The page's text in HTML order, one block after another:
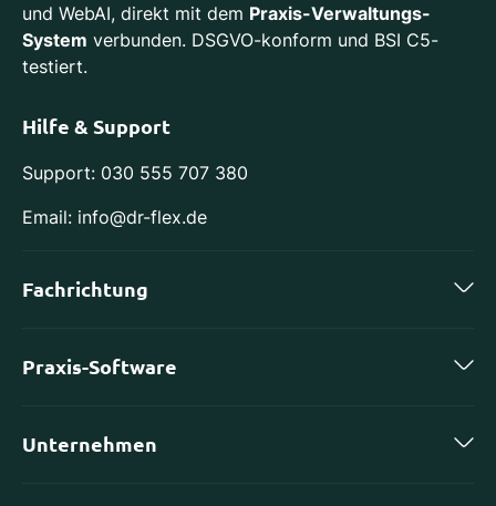
und WebAI, direkt mit dem Praxis-Verwaltungs-
System verbunden. DSGVO-konform und BSI C5-
testiert.
Hilfe & Support
Support: 030 555 707 380
Email: info@dr-flex.de
Fachrichtung
Praxis-Software
Unternehmen